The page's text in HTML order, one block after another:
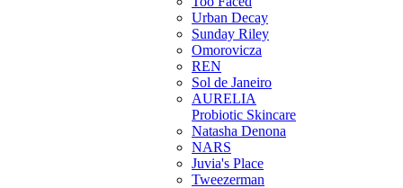
Urban Decay
Sunday Riley
Omorovicza
REN
Sol de Janeiro
AURELIA
Probiotic Skincare
Natasha Denona
NARS
Juvia's Place
Tweezerman